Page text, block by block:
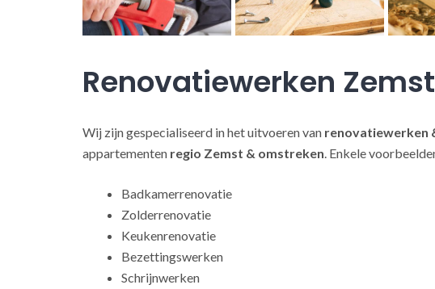
Renovatiewerken Zemst
Wij zijn gespecialiseerd in het uitvoeren van renovatiewerken
appartementen regio Zemst & omstreken . Enkele
Badkamerrenovatie
Zolderrenovatie
Keukenrenovatie
Bezettingswerken
Schrijnwerken